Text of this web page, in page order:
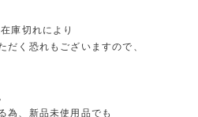
庫切れにより
く恐れもございますので、
為、新品未使用品でも